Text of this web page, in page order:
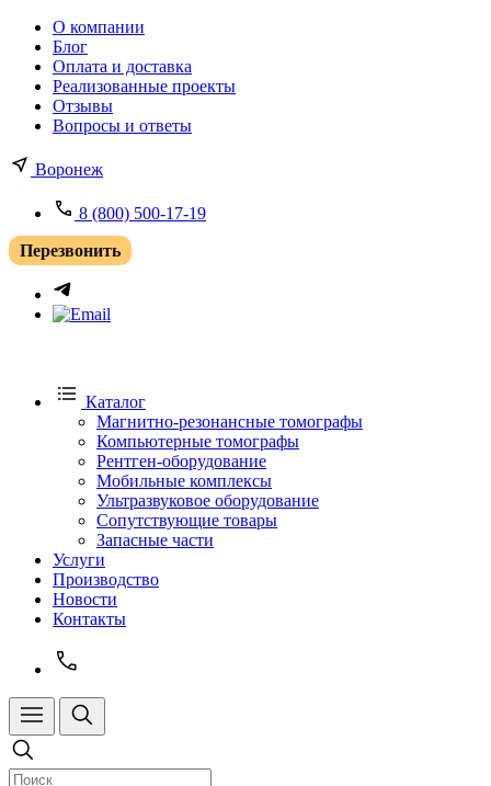
О компании
Блог
Оплата и доставка
Реализованные проекты
Отзывы
Вопросы и ответы
Воронеж
8 (800) 500-17-19
Перезвонить
Каталог
Магнитно-резонансные томографы
Компьютерные томографы
Рентген-оборудование
Мобильные комплексы
Ультразвуковое оборудование
Сопутствующие товары
Запасные части
Услуги
Производство
Новости
Контакты